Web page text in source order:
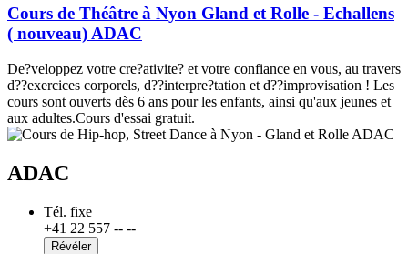
Cours de Théâtre à Nyon Gland et Rolle - Echallens
( nouveau) ADAC
De?veloppez votre cre?ativite? et votre confiance en vous, au travers
d??exercices corporels, d??interpre?tation et d??improvisation ! Les
cours sont ouverts dès 6 ans pour les enfants, ainsi qu'aux jeunes et
aux adultes.Cours d'essai gratuit.
ADAC
Tél. fixe
+41 22 557 -- --
Révéler